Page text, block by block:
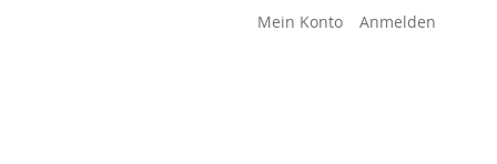
Mein Konto Anmelden